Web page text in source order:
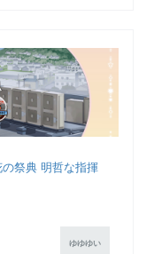
の祭典 明哲な指揮
ゆゆゆい